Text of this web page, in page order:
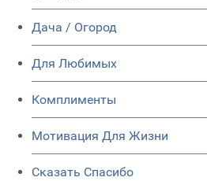
Дача / Огород
Для Любимых
Комплименты
Мотивация Для Жизни
Сказать Спасибо